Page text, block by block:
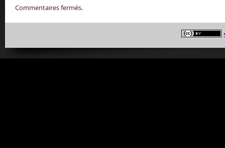
Commentaires fermés.